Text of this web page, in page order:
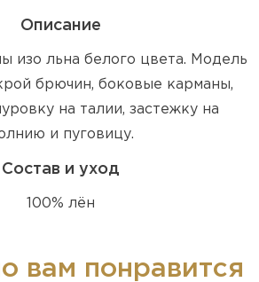
Описание
изо льна белого цвета. Модель
брючин, боковые карманы,
на талии, застежку на
и пуговицу.
Состав и уход
100% лён
вам понравится